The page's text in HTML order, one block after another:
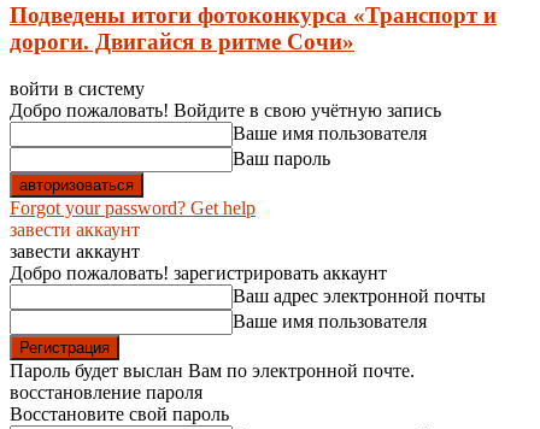
Подведены итоги фотоконкурса «Транспорт и
дороги. Двигайся в ритме Сочи»
войти в систему
Добро пожаловать! Войдите в свою учётную запись
Ваше имя пользователя
Ваш пароль
Forgot your password? Get help
завести аккаунт
завести аккаунт
Добро пожаловать! зарегистрировать аккаунт
Ваш адрес электронной почты
Ваше имя пользователя
Пароль будет выслан Вам по электронной почте.
восстановление пароля
Восстановите свой пароль